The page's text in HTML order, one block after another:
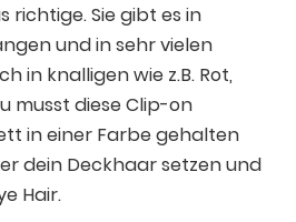
richtige. Sie gibt es in
und in sehr vielen
in knalligen wie z.B. Rot,
musst diese Clip-on
in einer Farbe gehalten
dein Deckhaar setzen und
Hair.